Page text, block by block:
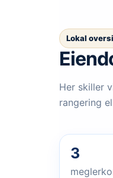
Lokal
Her skiller
rangering
3